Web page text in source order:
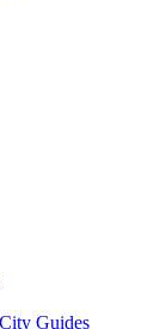
Guides